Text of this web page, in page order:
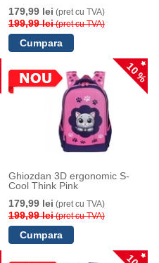
179,99 lei (pret cu TVA)
199,99 lei(pret cu TVA)
10 %
Ghiozdan 3D ergonomic S-
Cool Think Pink
179,99 lei (pret cu TVA)
199,99 lei(pret cu TVA)